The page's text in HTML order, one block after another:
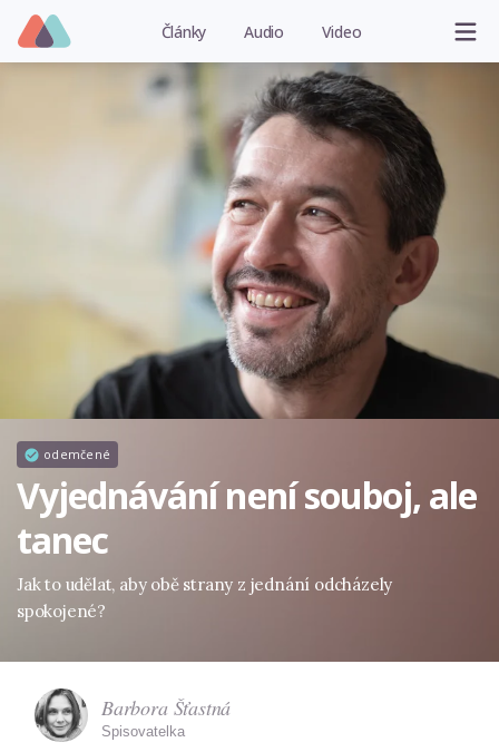
Články Audio Video
odemčené
Vyjednávání není souboj, ale
tanec
Jak to udělat, aby obě strany z jednání odcházely
spokojené?
Barbora Šťastná
Spisovatelka